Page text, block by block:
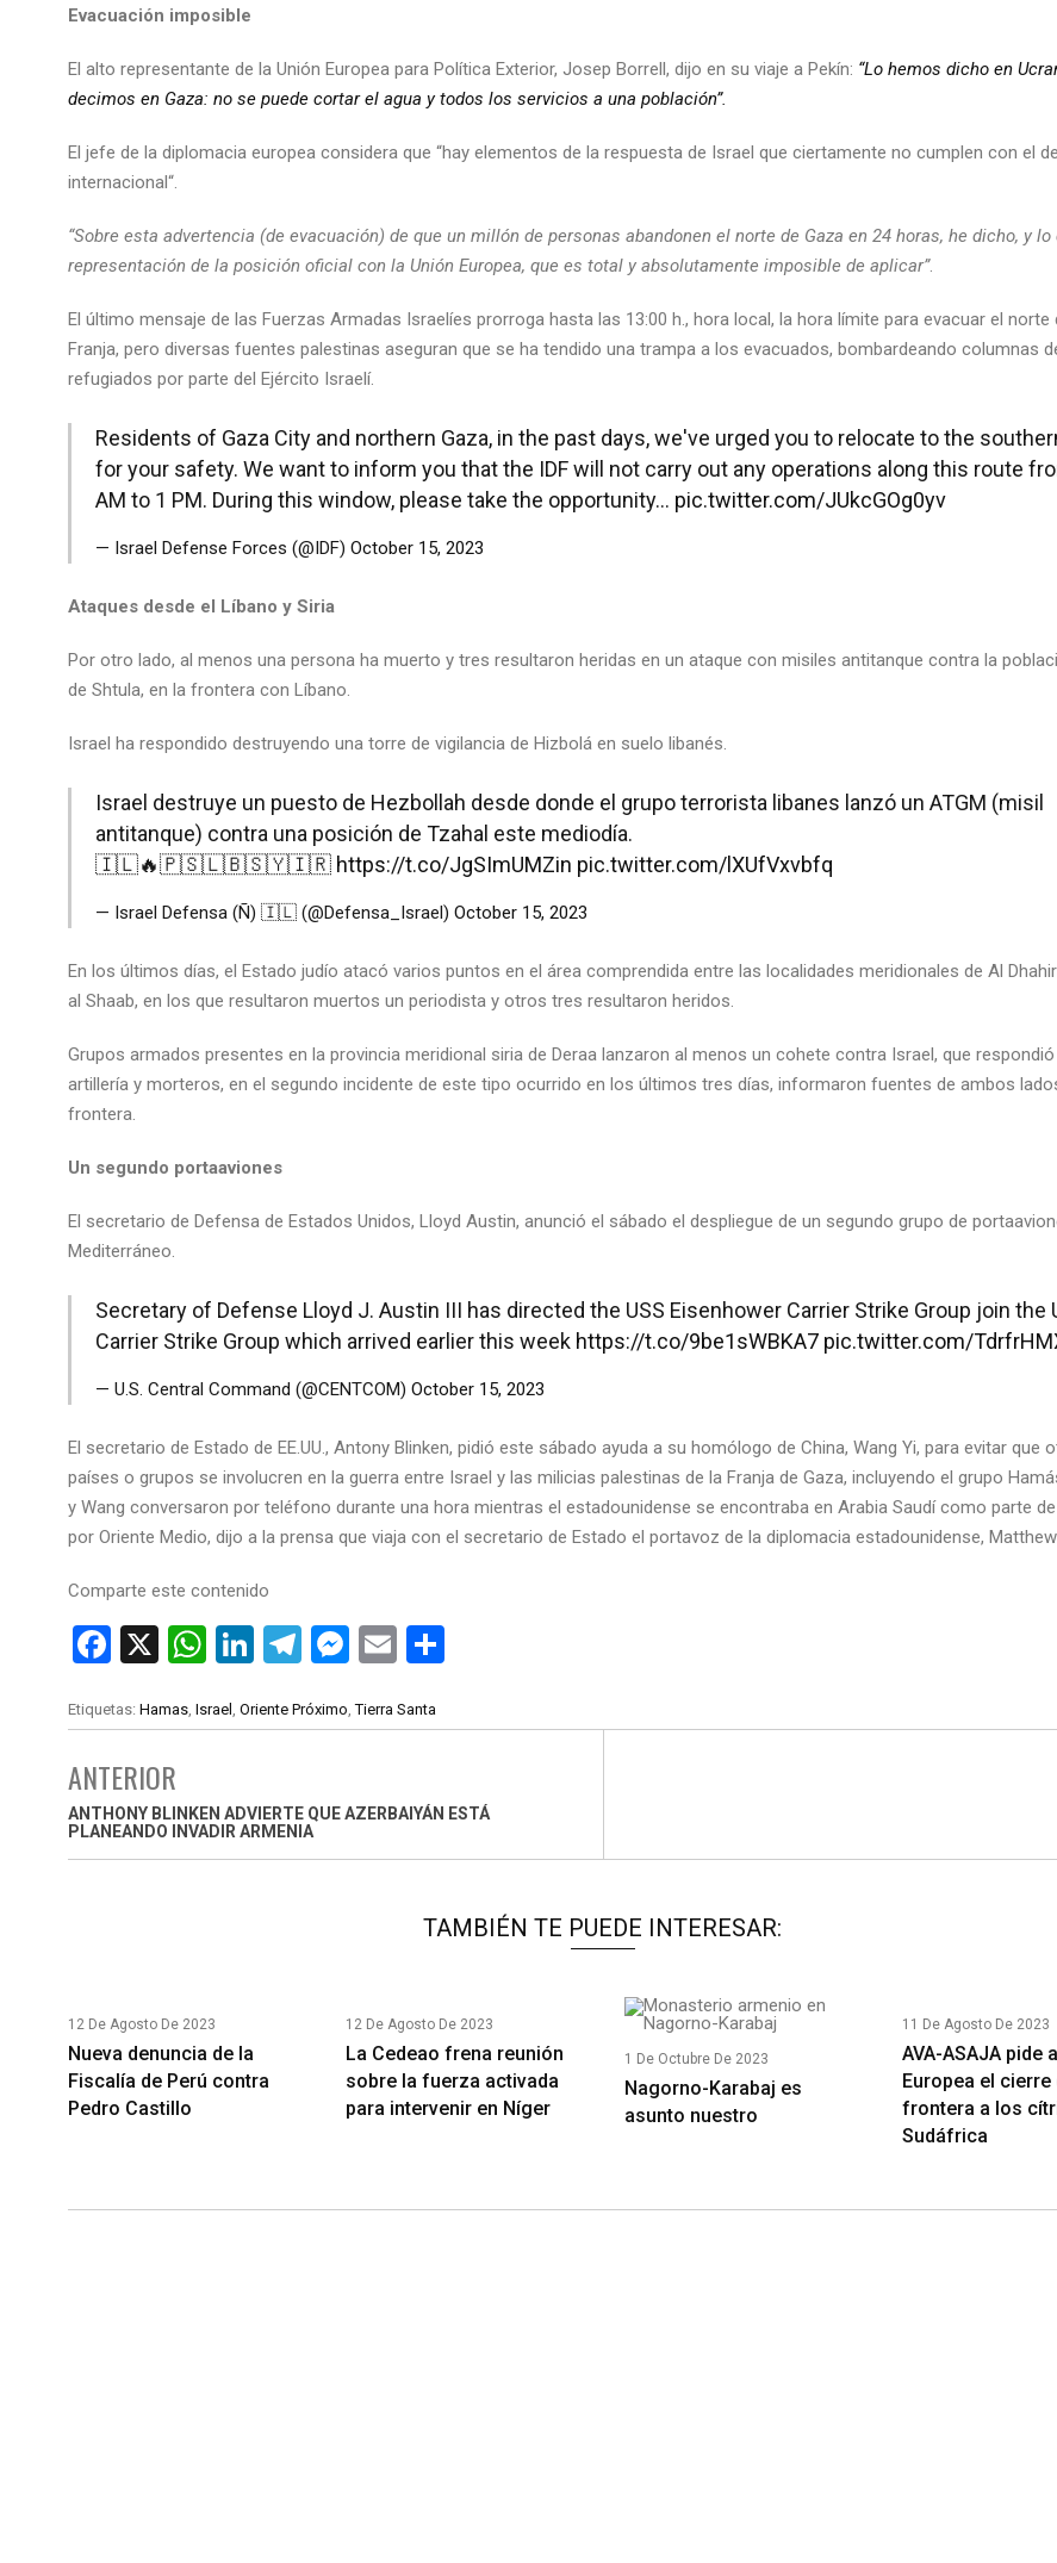
Evacuación imposible
El alto representante de la Unión Europea para Política Exterior, Josep Borrell, dijo en su viaje a Pekín: “Lo hemos dicho en
decimos en Gaza: no se puede cortar el agua y todos los servicios a una población”.
El jefe de la diplomacia europea considera que “hay elementos de la respuesta de Israel que ciertamente no cumplen con el
internacional“.
“Sobre esta advertencia (de evacuación) de que un millón de personas abandonen el norte de Gaza en 24 horas, he dicho, y lo
representación de la posición oficial con la Unión Europea, que es total y absolutamente imposible de aplicar”.
El último mensaje de las Fuerzas Armadas Israelíes prorroga hasta las 13:00 h., hora local, la hora límite para evacuar el norte
Franja, pero diversas fuentes palestinas aseguran que se ha tendido una trampa a los evacuados, bombardeando columnas
refugiados por parte del Ejército Israelí.
Residents of Gaza City and northern Gaza, in the past days, we've urged you to relocate to the
for your safety. We want to inform you that the IDF will not carry out any operations along this route
AM to 1 PM. During this window, please take the opportunity… pic.twitter.com/JUkcGOg0yv
— Israel Defense Forces (@IDF) October 15, 2023
Ataques desde el Líbano y Siria
Por otro lado, al menos una persona ha muerto y tres resultaron heridas en un ataque con misiles antitanque contra la
de Shtula, en la frontera con Líbano.
Israel ha respondido destruyendo una torre de vigilancia de Hizbolá en suelo libanés.
Israel destruye un puesto de Hezbollah desde donde el grupo terrorista libanes lanzó un ATGM (misil
antitanque) contra una posición de Tzahal este mediodía.
🇮🇱🔥🇵🇸🇱🇧🇸🇾🇮🇷 https://t.co/JgSImUMZin pic.twitter.com/lXUfVxvbfq
— Israel Defensa (Ñ) 🇮🇱 (@Defensa_Israel) October 15, 2023
En los últimos días, el Estado judío atacó varios puntos en el área comprendida entre las localidades meridionales de Al
al Shaab, en los que resultaron muertos un periodista y otros tres resultaron heridos.
Grupos armados presentes en la provincia meridional siria de Deraa lanzaron al menos un cohete contra Israel, que
artillería y morteros, en el segundo incidente de este tipo ocurrido en los últimos tres días, informaron fuentes de ambos
frontera.
Un segundo portaaviones
El secretario de Defensa de Estados Unidos, Lloyd Austin, anunció el sábado el despliegue de un segundo grupo de
Mediterráneo.
Secretary of Defense Lloyd J. Austin III has directed the USS Eisenhower Carrier Strike Group join the
Carrier Strike Group which arrived earlier this week https://t.co/9be1sWBKA7 pic.twitter.com/
— U.S. Central Command (@CENTCOM) October 15, 2023
El secretario de Estado de EE.UU., Antony Blinken, pidió este sábado ayuda a su homólogo de China, Wang Yi, para evitar que
países o grupos se involucren en la guerra entre Israel y las milicias palestinas de la Franja de Gaza, incluyendo el grupo
y Wang conversaron por teléfono durante una hora mientras el estadounidense se encontraba en Arabia Saudí como parte
por Oriente Medio, dijo a la prensa que viaja con el secretario de Estado el portavoz de la diplomacia estadounidense, Matthew
Comparte este contenido
F
ce
b
o
o
k
X
W
at
A
p
p
Li
ke
n
T
e
a
m
M
se
g
er
E
ail m
ar
tir
Etiquetas: Hamas, Israel , Oriente Próximo,Tierra Santa
ANTERIOR
ANTHONY BLINKEN ADVIERTE QUE AZERBAIYÁN ESTÁ
PLANEANDO INVADIR ARMENIA
TAMBIÉN TE PUEDE INTERESAR:
12 De Agosto De 2023
Nueva denuncia de la
Fiscalía de Perú contra
Pedro Castillo
12 De Agosto De 2023
La Cedeao frena reunión
sobre la fuerza activada
para intervenir en Níger
1 De Octubre De 2023
Nagorno-Karabaj es
asunto nuestro
11 De Agosto De 2023
AVA-ASAJA pide
Europea el cierre
frontera a los
Sudáfrica